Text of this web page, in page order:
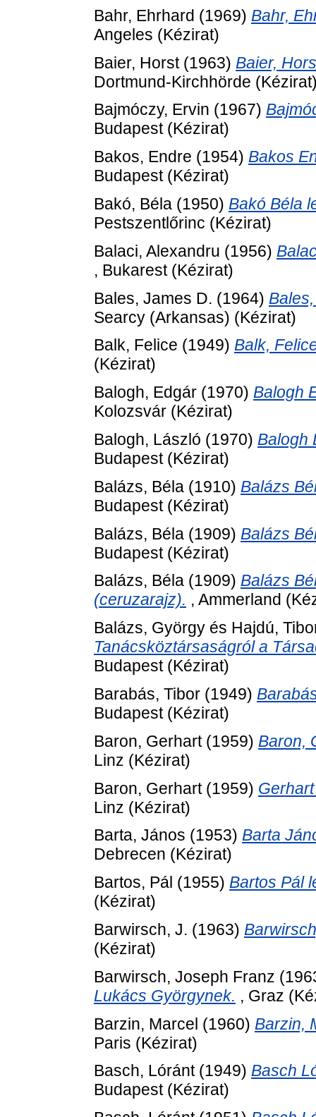
Bahr, Ehrhard (1969) Bahr,
Angeles (Kézirat)
Baier, Horst(1963) Baier,
Dortmund-Kirchhörde
Bajmóczy, Ervin (1967)
Budapest (Kézirat)
Bakos, Endre (1954) Bakos
Budapest (Kézirat)
Bakó, Béla (1950) Bakó Béla
Pestszentlőrinc (Kézirat)
Balaci, Alexandru (1956)
, Bukarest (Kézirat)
Bales, James D. (1964)
Searcy (Arkansas) (Kézirat)
Balk, Felice (1949) Balk,
(Kézirat)
Balogh, Edgár (1970) Balogh
Kolozsvár (Kézirat)
Balogh, László (1970) Balogh
Budapest (Kézirat)
Balázs, Béla (1910) Balázs
Budapest (Kézirat)
Balázs, Béla (1909) Balázs
Budapest (Kézirat)
Balázs, Béla (1909) Balázs
(ceruzarajz). , Ammerland
Balázs, György és Hajdú,
Tanácsköztársaságról a
Budapest (Kézirat)
Barabás, Tibor (1949)
Budapest (Kézirat)
Baron, Gerhart(1959) Baron,
Linz (Kézirat)
Baron, Gerhart(1959)
Linz (Kézirat)
Barta, János (1953) Barta
Debrecen (Kézirat)
Bartos, Pál (1955) Bartos Pál
(Kézirat)
Barwirsch, J. (1963)
(Kézirat)
Barwirsch, Joseph Franz
Lukács Györgynek. , Graz
Barzin, Marcel (1960) Barzin,
Paris (Kézirat)
Basch, Lóránt(1949) Basch
Budapest (Kézirat)